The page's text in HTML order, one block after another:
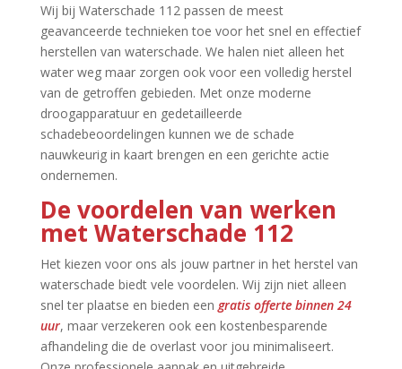
Wij bij Waterschade 112 passen de meest
geavanceerde technieken toe voor het snel en effectief
herstellen van waterschade.​ We halen niet alleen het
water weg maar zorgen ook voor een volledig herstel
van de getroffen gebieden.​ Met onze moderne
droogapparatuur en gedetailleerde
schadebeoordelingen kunnen we de schade
nauwkeurig in kaart brengen en een gerichte actie
ondernemen.​
De voordelen van werken
met Waterschade 112
Het kiezen voor ons als jouw partner in het herstel van
waterschade biedt vele voordelen.​ Wij zijn niet alleen
snel ter plaatse en bieden een gratis offerte binnen 24
uur, maar verzekeren ook een kostenbesparende
afhandeling die de overlast voor jou minimaliseert.​